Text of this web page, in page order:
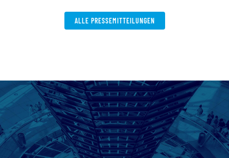
ALLE PRESSEMITTEILUNGEN